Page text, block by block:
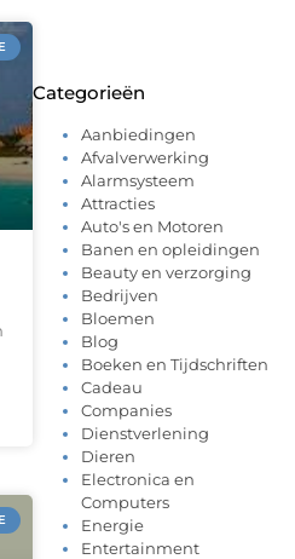
Categorieën
Aanbiedingen
Afvalverwerking
Alarmsysteem
Attracties
Auto's en Motoren
Banen en opleidingen
Beauty en verzorging
Bedrijven
Bloemen
Blog
Boeken en Tijdschriften
Cadeau
Companies
Dienstverlening
Dieren
Electronica en
Computers
Energie
Entertainment